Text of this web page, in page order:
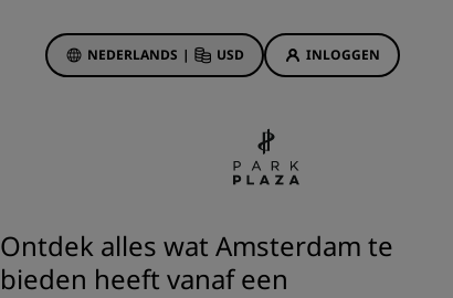
NEDERLANDS | USD INLOGGEN
Hotelaanbiedingen
Het is direct raak
Deals of the Day
Ontdek alles wat Amsterdam te
bieden heeft vanaf een